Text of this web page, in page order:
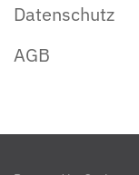
Datenschutz
AGB